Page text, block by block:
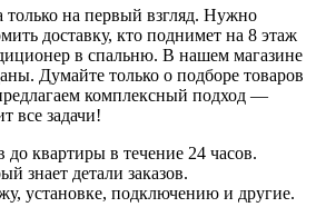
только на первый взгляд. Нужно
доставку, кто поднимет на 8 этаж
в спальню. В нашем магазине
Думайте только о подборе товаров
комплексный подход —
все задачи!
до квартиры в течение 24 часов.
знает детали заказов.
установке, подключению и другие.